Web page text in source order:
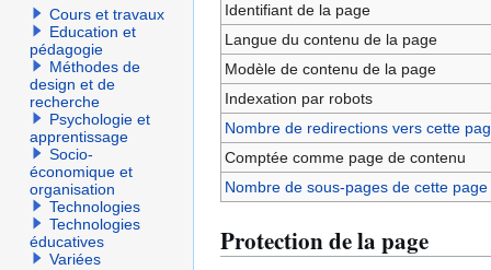
Identifiant de la page
Langue du contenu de la page
Modèle de contenu de la page
Indexation par robots
Nombre de redirections vers cette
Comptée comme page de contenu
Nombre de sous-pages de cette page
Protection de la page
Cours et travaux
Education et
pédagogie
Méthodes de
design et de
recherche
Psychologie et
apprentissage
Socio-
économique et
organisation
Technologies
Technologies
éducatives
Variées